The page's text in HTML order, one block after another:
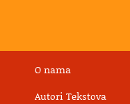
O nama
Autori Tekstova